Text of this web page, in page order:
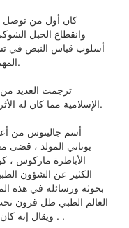
كان أول من توصل
وانقطاع الحبل
أسلوب قياس النبض في
المهمة في مجالات عمل العضلات وتكون الدم.
ترجمت العديد من
الإسلامية مما كان له الأثر الكبير في حفظ هذه الكتابات من الاندثار.
أسم جالينوس من
يوناني المولد ،
الأباطرة ماركوس
بحوثه ورسائله في هذه
العالم الطبي ظل قرون
. ويقال إنه كان أول طبيب يشخّص الأمراض بجس النبض .